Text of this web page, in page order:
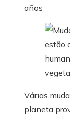
años
Várias
planeta